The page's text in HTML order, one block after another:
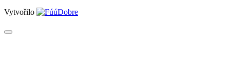
Vytvořilo